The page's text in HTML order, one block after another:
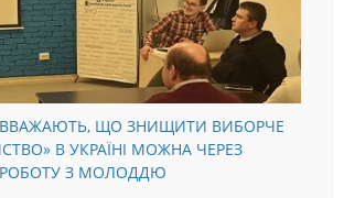
ВВАЖАЮТЬ, ЩО ЗНИЩИТИ ВИБОРЧЕ
В УКРАЇНІ МОЖНА ЧЕРЕЗ
З МОЛОДДЮ